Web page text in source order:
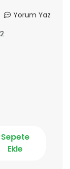
Yorum Yaz
Sepete
Ekle